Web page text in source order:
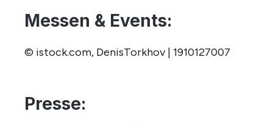
Messen & Events:
© istock.com, DenisTorkhov | 1910127007
Presse: